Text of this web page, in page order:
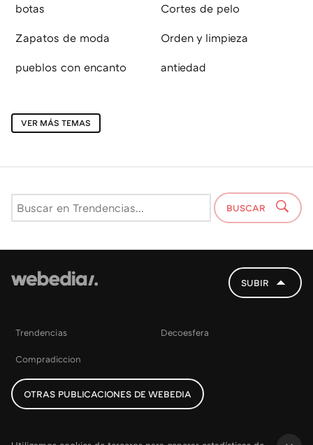
botas Cortes de pelo
Zapatos de moda Orden y limpieza
pueblos con encanto antiedad
VER MÁS TEMAS
BUSCAR
SUBIR
Trendencias Decoesfera
Compradiccion
OTRAS PUBLICACIONES DE WEBEDIA